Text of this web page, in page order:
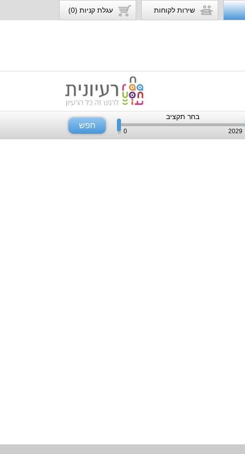
שירות לקוחות עגלת קניות (0)
בחר תקציב
0 2029
חפש